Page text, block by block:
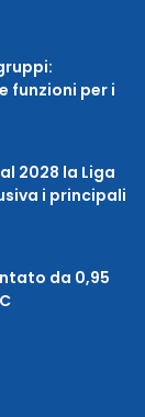
funzioni per i
2028 la Liga
i principali
da 0,95